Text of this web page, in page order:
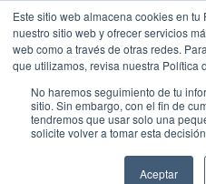
Este sitio web almacena cookies en
nuestro sitio web y ofrecer servicios
web como a través de otras redes.
que utilizamos, revisa nuestra Política
No haremos seguimiento de tu
sitio. Sin embargo, con el fin de
tendremos que usar solo una
solicite volver a tomar esta
Aceptar
La